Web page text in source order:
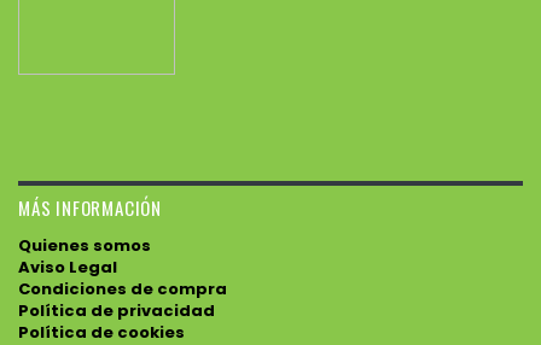
MÁS INFORMACIÓN
Quienes somos
Aviso Legal
Condiciones de compra
Política de privacidad
Política de cookies